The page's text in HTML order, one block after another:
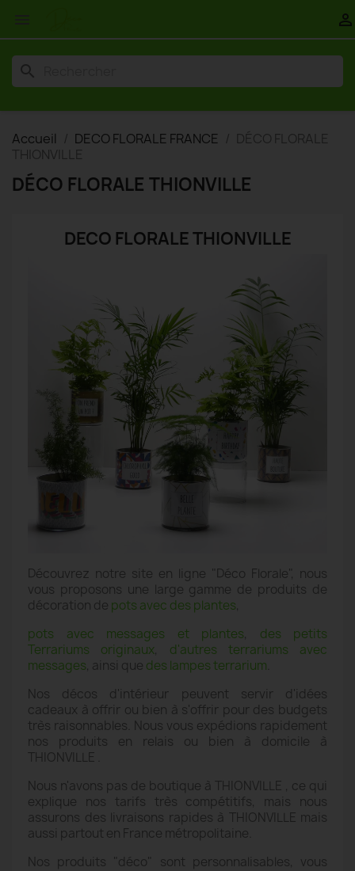

search
Accueil DECO FLORALE FRANCE
DÉCO FLORALE
THIONVILLE
DÉCO FLORALE THIONVILLE
DECO FLORALE THIONVILLE
Découvrez notre site en ligne "Déco Florale", nous
vous proposons une large gamme de produits de
décoration de pots avec des plantes,
pots avec messages et plantes, des petits
Terrariums originaux, d'autres terrariums avec
messages, ainsi que des lampes terrarium
Nos décos d'intérieur peuvent servir d'idées
cadeaux à offrir ou bien à s'offrir pour des budgets
très raisonnables. Nous vous expédions rapidement
nos produits en relais ou bien à domicile à
THIONVILLE .
Nous n'avons pas de boutique à THIONVILLE , ce qui
explique nos tarifs très compétitifs, mais nous
assurons des livraisons rapides à THIONVILLE mais
aussi partout en France métropolitaine.
Nos produits "déco" sont personnalisables, vous